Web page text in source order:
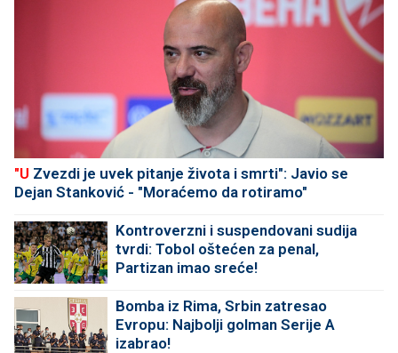
"U Zvezdi je uvek pitanje života i smrti": Javio se
Dejan Stanković - "Moraćemo da rotiramo"
Kontroverzni i suspendovani sudija
tvrdi: Tobol oštećen za penal,
Partizan imao sreće!
Bomba iz Rima, Srbin zatresao
Evropu: Najbolji golman Serije A
izabrao!